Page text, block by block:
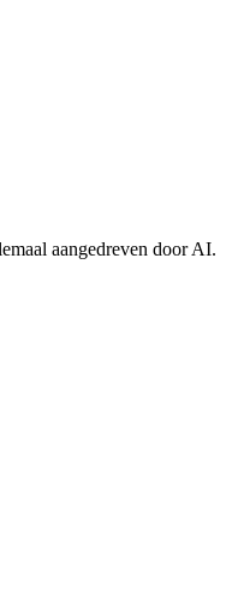
aangedreven door AI.